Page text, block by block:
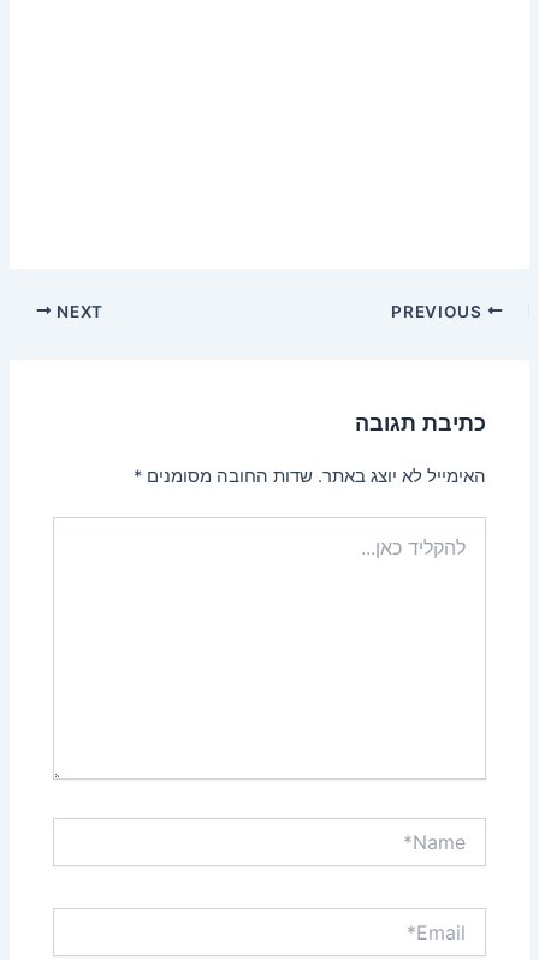
NEXT
כתיבת תגובה
האימייל לא יוצג באתר. שדות החובה מסומנים*
כאן...